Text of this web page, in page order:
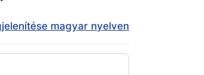
magyar nyelven